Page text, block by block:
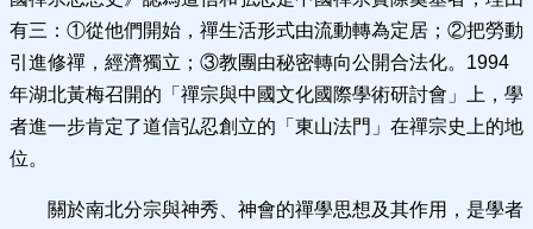
有三：①從他們開始，禪生活形式由流動轉為定居；②把勞動
引進修禪，經濟獨立；③教團由秘密轉向公開合法化。1994
年湖北黃梅召開的「禪宗與中國文化國際學術研討會」上，學
者進一步肯定了道信弘忍創立的「東山法門」在禪宗史上的地
位。
關於南北分宗與神秀、神會的禪學思想及其作用，是學者